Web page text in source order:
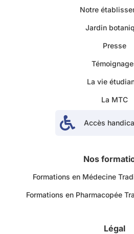
Notre
Jardin
Presse
La vie
La MTC
 Accès
Nos
Formations en Médecine
Formations en Pharmacopée
Légal